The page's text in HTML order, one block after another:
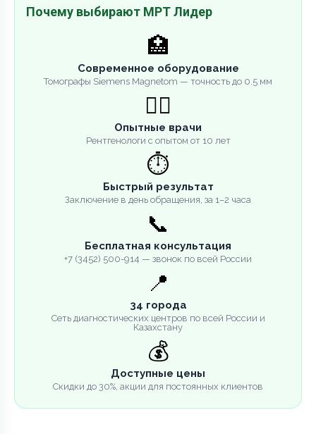
Почему выбирают МРТ Лидер
🏥
Современное оборудование
Томографы Siemens Magnetom — точность до 0.5 мм
👨‍⚕️
Опытные врачи
Рентгенологи с опытом от 10 лет
⏱️
Быстрый результат
Заключение в день обращения, за 1–2 часа
📞
Бесплатная консультация
+7 (3452) 500-914 — звонок по всей России
📍
34 города
Сеть диагностических центров по всей России и
Казахстану
💰
Доступные цены
Скидки до 30%, акции для постоянных клиентов